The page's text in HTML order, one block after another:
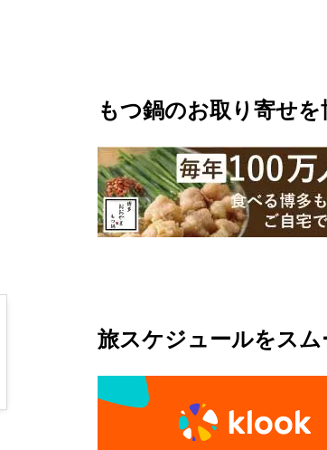
もつ鍋のお取り寄せを
旅スケジュールをスム